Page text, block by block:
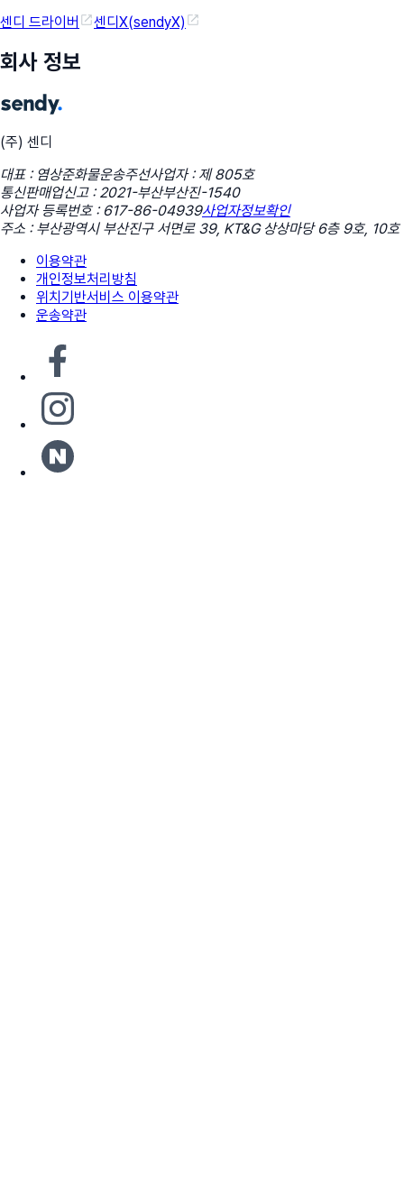
센디 드라이버 센디X(sendyX)
회사 정보
(주) 센디
대표 : 염상준화물운송주선사업자 : 제 805호
통신판매업신고 : 2021-부산부산진-1540
사업자 등록번호 : 617-86-04939사업자정보확인
주소 : 부산광역시 부산진구 서면로 39, KT&G 상상마당 6층 9호, 10호
이용약관
개인정보처리방침
위치기반서비스 이용약관
운송약관